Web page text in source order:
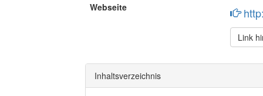
Webseite
Link
Inhaltsverzeichnis